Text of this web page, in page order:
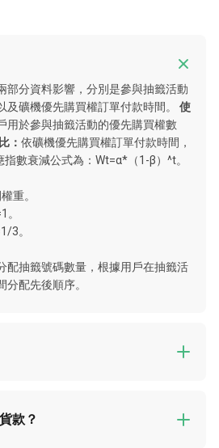
部分資料影響，分別是參與抽籤活動
及礦機優先購買權訂單付款時間。 使
用於參與抽籤活動的優先購買權數
： 依礦機優先購買權訂單付款時間，
數衰減公式為：Wt=α*（1-β）^t。
重。
。
3。
配抽籤號碼數量，根據用戶在抽籤活
配先後順序。
款？